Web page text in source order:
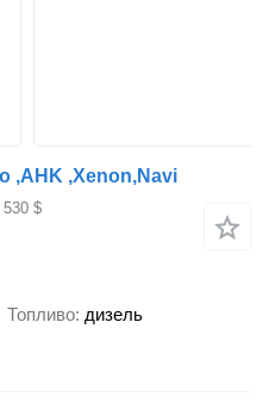
,AHK ,Xenon,Navi
$
Топливо дизель